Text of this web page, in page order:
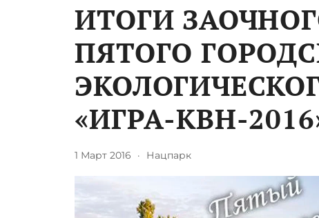
​ИТОГИ
ПЯТОГО
«ИГРА-КВН-
1 Март 2016 · Нацпарк